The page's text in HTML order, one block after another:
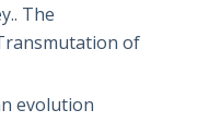
The
of
evolution